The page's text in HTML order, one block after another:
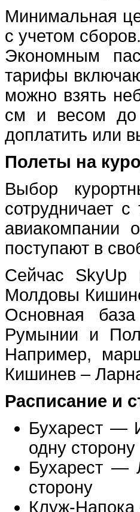
Минимальная
с учетом сборов.
Экономным
тарифы
можно взять
см и весом до
доплатить или
Полеты на
Выбор
сотрудничает
авиакомпании
поступают в
Сейчас SkyUp
Молдовы
Основная
Румынии и
Например,
Кишинев –
Расписание и
Бухарест —
одну сторону
Бухарест —
сторону
Клуж-